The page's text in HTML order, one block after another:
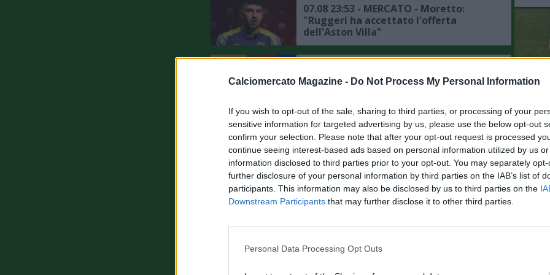
Calciomercato Magazine - Do Not Process My Personal Information
If you wish to opt-out of the sale, sharing to third parties, or processing of your
sensitive information for targeted advertising by us, please use the below opt-out
confirm your selection. Please note that after your opt-out request is processed
continue seeing interest-based ads based on personal information utilized by us
information disclosed to third parties prior to your opt-out. You may separately
further disclosure of your personal information by third parties on the IAB’s list of
participants. This information may also be disclosed by us to third parties on the
Downstream Participants that may further disclose it to other third parties.
Personal Data Processing Opt Outs
07.08 23:53 - MERCATO - Moretto:
"Ruggeri ha accettato l'offerta
dell'Aston Villa"
"Liverpool, preso Araujo in prestito
dal Barcellona"
07.08 22:42 - MERCATO - Romano su
Anguissa: "Il Napoli non è in ansia, ma
il rinnovo è una vicenda da seguire"
07.08 22:19 - MERCATO - Romano:
"Gabriel Jesus stuzzicato dal Napoli, il
suo agente parlerà con Manna"
"L'Ajax sta accelerando per Noa Lang,
del